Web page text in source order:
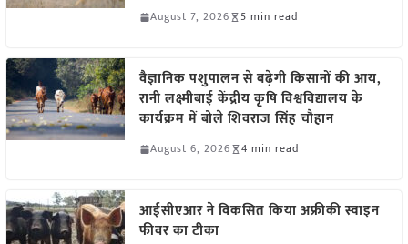
August 7, 2026 5 min read
वैज्ञानिक पशुपालन से बढ़ेगी किसानों की आय,
रानी लक्ष्मीबाई केंद्रीय कृषि विश्वविद्यालय के
कार्यक्रम में बोले शिवराज सिंह चौहान
August 6, 2026 4 min read
आईसीएआर ने विकसित किया अफ्रीकी स्वाइन
फीवर का टीका